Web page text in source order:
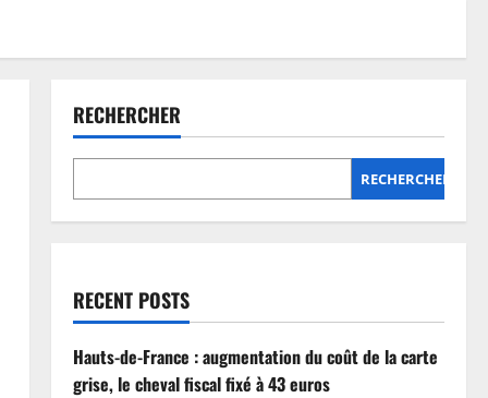
RECHERCHER
RECHERCHER
RECENT POSTS
Hauts-de-France : augmentation du coût de la carte
grise, le cheval fiscal fixé à 43 euros